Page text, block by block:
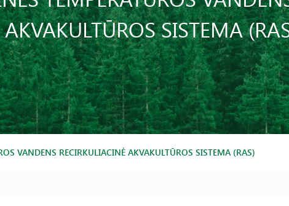
AKVAKULTŪROS SISTEMA
VANDENS RECIRKULIACINĖ AKVAKULTŪROS SISTEMA (RAS)